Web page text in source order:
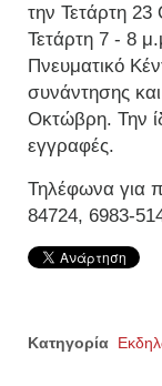
την Τετάρτη 23
Τετάρτη 7 - 8
Πνευματικό
συνάντησης και
Οκτώβρη. Την
εγγραφές.
Τηλέφωνα για
84724, 6983-
Κατηγορία